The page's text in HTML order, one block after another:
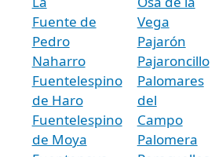
Fuente de
Pedro
Naharro
Fuentelespino
de Haro
Fuentelespino
de Moya
Vega
Pajarón
Pajaroncillo
Palomares
del
Campo
Palomera